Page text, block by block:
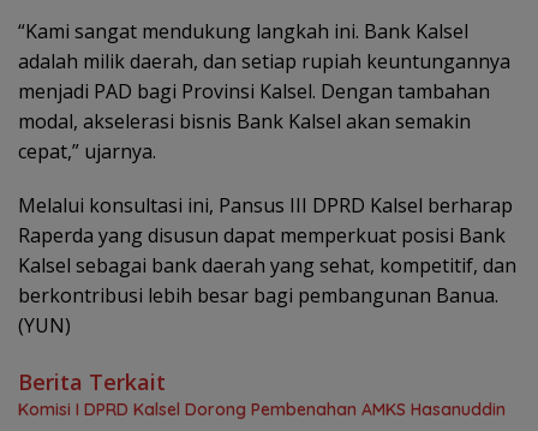
‎“Kami sangat mendukung langkah ini. Bank Kalsel
adalah milik daerah, dan setiap rupiah keuntungannya
menjadi PAD bagi Provinsi Kalsel. Dengan tambahan
modal, akselerasi bisnis Bank Kalsel akan semakin
cepat,” ujarnya.
Melalui konsultasi ini, Pansus III DPRD Kalsel berharap
Raperda yang disusun dapat memperkuat posisi Bank
Kalsel sebagai bank daerah yang sehat, kompetitif, dan
berkontribusi lebih besar bagi pembangunan Banua.
(YUN)
Berita Terkait
Komisi I DPRD Kalsel Dorong Pembenahan AMKS Hasanuddin